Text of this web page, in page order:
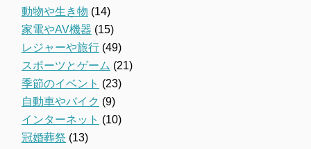
動物や生き物 (14)
家電やAV機器 (15)
レジャーや旅行 (49)
スポーツとゲーム (21)
季節のイベント (23)
自動車やバイク (9)
インターネット (10)
冠婚葬祭 (13)